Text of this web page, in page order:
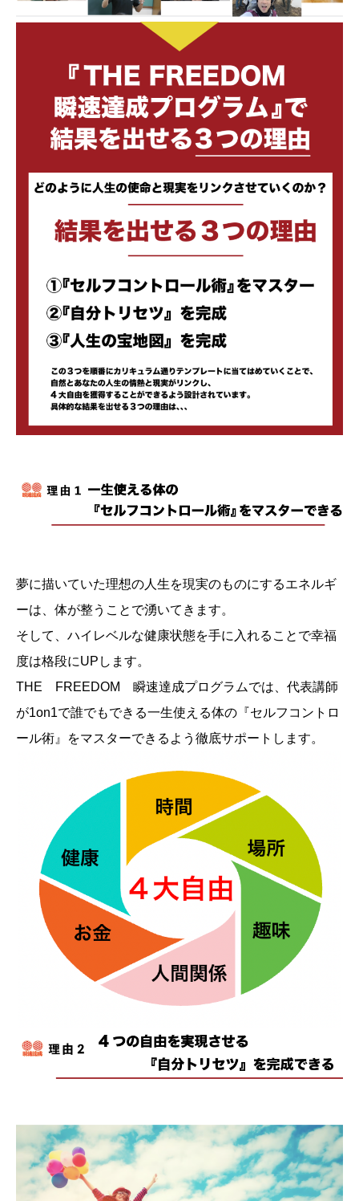
夢に描いていた理想の人生を現実のものにするエネルギ
ーは、体が整うことで湧いてきます。
そして、ハイレベルな健康状態を手に入れることで幸福
度は格段にUPします。
THE FREEDOM 瞬速達成プログラムでは、代表講師
が1on1で誰でもできる一生使える体の『セルフコントロ
ール術』をマスターできるよう徹底サポートします。